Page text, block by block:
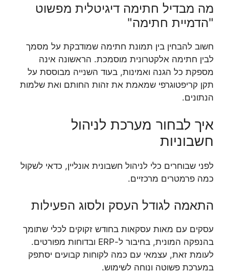
מה מבדיל חתימה דיגיטלית מפשוט
"הדמיית חתימה"
חשוב להבחין בין תמונת חתימה שמודבקת על מסמך
לבין חתימה אלקטרונית מוסמכת. הראשונה אינה
מספקת כל הגנה ואמינות, בעוד השנייה מבוססת על
תקן קריפטוגרפי שמאמת את זהות החותם ואת שלמות
הנתונים.
איך לבחור מערכת לניהול
חשבוניות
לפני שבוחרים כלי לניהול חשבונית אונליין, כדאי לשקול
כמה פרמטרים מרכזיים.
התאמה לגודל העסק ולסוג הפעילות
עסקים עם מאות עסקאות בחודש זקוקים לכלי שתומך
בהנפקה המונית, בחיבור ל-ERP ובדוחות מפורטים.
לעומת זאת, עצמאי עם כמה לקוחות קבועים יסתפק
במערכת פשוטה ונוחה לשימוש.